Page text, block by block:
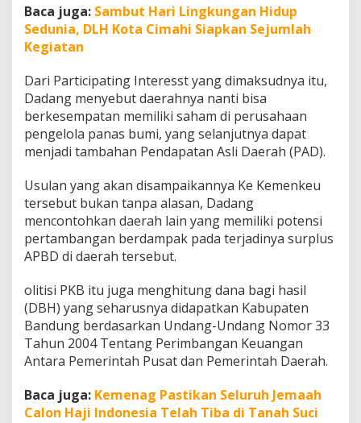
e
o
h
D
a
n
a
B
g
H
a
s
Baca juga: Sambut Hari Lingkungan Hidup
Sedunia, DLH Kota Cimahi Siapkan Sejumlah
Kegiatan
Dari Participating Interesst yang dimaksudnya itu,
Dadang menyebut daerahnya nanti bisa
berkesempatan memiliki saham di perusahaan
pengelola panas bumi, yang selanjutnya dapat
menjadi tambahan Pendapatan Asli Daerah (PAD).
Usulan yang akan disampaikannya Ke Kemenkeu
tersebut bukan tanpa alasan, Dadang
mencontohkan daerah lain yang memiliki potensi
pertambangan berdampak pada terjadinya surplus
APBD di daerah tersebut.
olitisi PKB itu juga menghitung dana bagi hasil
(DBH) yang seharusnya didapatkan Kabupaten
Bandung berdasarkan Undang-Undang Nomor 33
Tahun 2004 Tentang Perimbangan Keuangan
Antara Pemerintah Pusat dan Pemerintah Daerah.
Baca juga: Kemenag Pastikan Seluruh Jemaah
Calon Haji Indonesia Telah Tiba di Tanah Suci